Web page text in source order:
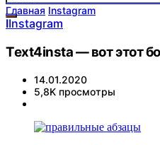
Главная Instagram
IInstagram
Text4insta — вот этот
14.01.2020
5,8K просмотры